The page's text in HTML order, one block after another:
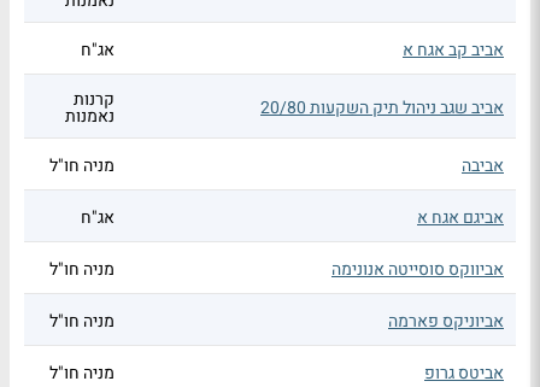
אביב קב אגח א
אג"ח
אביב שגב ניהול תיק השקעות 20/80 קרנות
נאמנות
אביבה
מניה חו"ל
אביגם אגח א אג"ח
אביווקס סוסייטה אנונימה מניה חו"ל
אביוניקס פארמה מניה חו"ל
אביטס גרופ מניה חו"ל